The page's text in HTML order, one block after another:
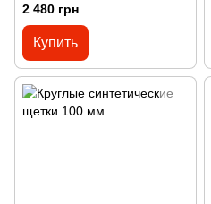
2 480 грн
Купить